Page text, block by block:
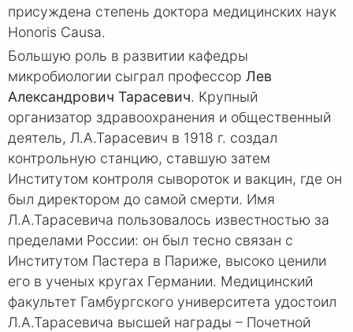
присуждена степень доктора медицинских наук
Honoris Causa.
Большую роль в развитии кафедры
микробиологии сыграл профессор Лев
Александрович Тарасевич. Крупный
организатор здравоохранения и общественный
деятель, Л.А.Тарасевич в 1918 г. создал
контрольную станцию, ставшую затем
Институтом контроля сывороток и вакцин, где он
был директором до самой смерти. Имя
Л.А.Тарасевича пользовалось известностью за
пределами России: он был тесно связан с
Институтом Пастера в Париже, высоко ценили
его в ученых кругах Германии. Медицинский
факультет Гамбургского университета удостоил
Л.А.Тарасевича высшей награды – Почетной